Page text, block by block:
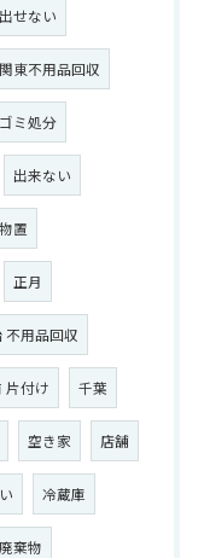
せない
関東不用品回収
ミ処分
出来ない
物置
正月
不用品回収
片付け 千葉
空き家 店舗
冷蔵庫
廃棄物